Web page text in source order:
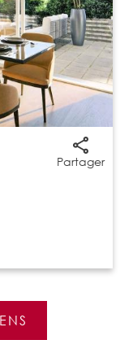
Partager